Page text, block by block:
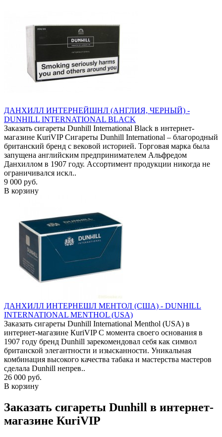
ДАНХИЛЛ ИНТЕРНЕЙШНЛ (АНГЛИЯ, ЧЕРНЫЙ) -
DUNHILL INTERNATIONAL BLACK
Заказать сигареты Dunhill International Black в интернет-
магазине КuriVIP Сигареты Dunhill International – благородный
британский бренд с вековой историей. Торговая марка была
запущена английским предпринимателем Альфредом
Данхиллом в 1907 году. Ассортимент продукции никогда не
ограничивался искл..
9 000 руб.
В корзину
ДАНХИЛЛ ИНТЕРНЕШЛ МЕНТОЛ (США) - DUNHILL
INTERNATIONAL MENTHOL (USA)
Заказать сигареты Dunhill International Menthol (USA) в
интернет-магазине КuriVIP С момента своего основания в
1907 году бренд Dunhill зарекомендовал себя как символ
британской элегантности и изысканности. Уникальная
комбинация высокого качества табака и мастерства мастеров
сделала Dunhill непрев..
26 000 руб.
В корзину
Заказать сигареты Dunhill в интернет-
магазине КuriVIP